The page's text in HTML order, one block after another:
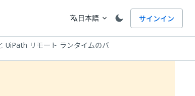
言語
translate日本語 expand_more サインイン
リモート ランタイムのバ